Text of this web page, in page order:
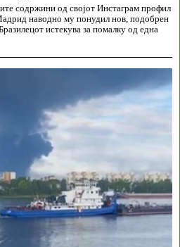
содржини од својот Инстаграм профил
наводно му понудил нов, подобрен
истекува за помалку од една